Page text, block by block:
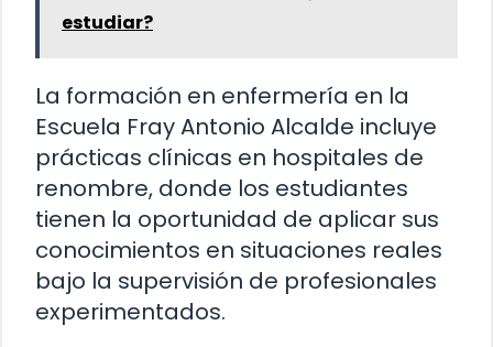
estudiar?
La formación en enfermería en la
Escuela Fray Antonio Alcalde incluye
prácticas clínicas en hospitales de
renombre, donde los estudiantes
tienen la oportunidad de aplicar sus
conocimientos en situaciones reales
bajo la supervisión de profesionales
experimentados.